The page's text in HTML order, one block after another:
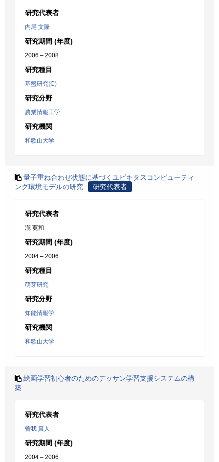
研究代表者
内尾 文隆
研究期間 (年度)
2006 – 2008
研究種目
基盤研究(C)
研究分野
農業情報工学
研究機関
和歌山大学
量子重ね合わせ状態に基づくユビキタスコンピューティ
ング環境モデルの研究
研究代表者
研究代表者
瀧 寛和
研究期間 (年度)
2004 – 2006
研究種目
萌芽研究
研究分野
知能情報学
研究機関
和歌山大学
絵画学習初心者のためのデッサン学習支援システムの構
築
研究代表者
曽我 真人
研究期間 (年度)
2004 – 2006